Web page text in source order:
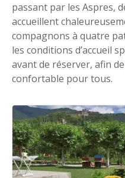
passant par les Aspres,
accueillent
compagnons à quatre
les conditions d’accueil
avant de réserver, afin
confortable pour tous.